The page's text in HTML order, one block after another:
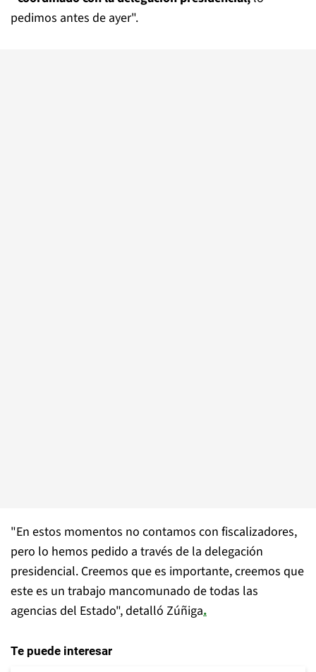
pedimos antes de ayer".
"En estos momentos no contamos con fiscalizadores,
pero lo hemos pedido a través de la delegación
presidencial. Creemos que es importante, creemos que
este es un trabajo mancomunado de todas las
agencias del Estado", detalló Zúñiga.
Te puede interesar